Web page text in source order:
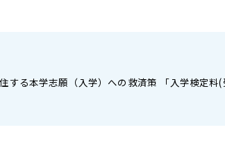
する本学志願（入学）への救済策 「入学検定